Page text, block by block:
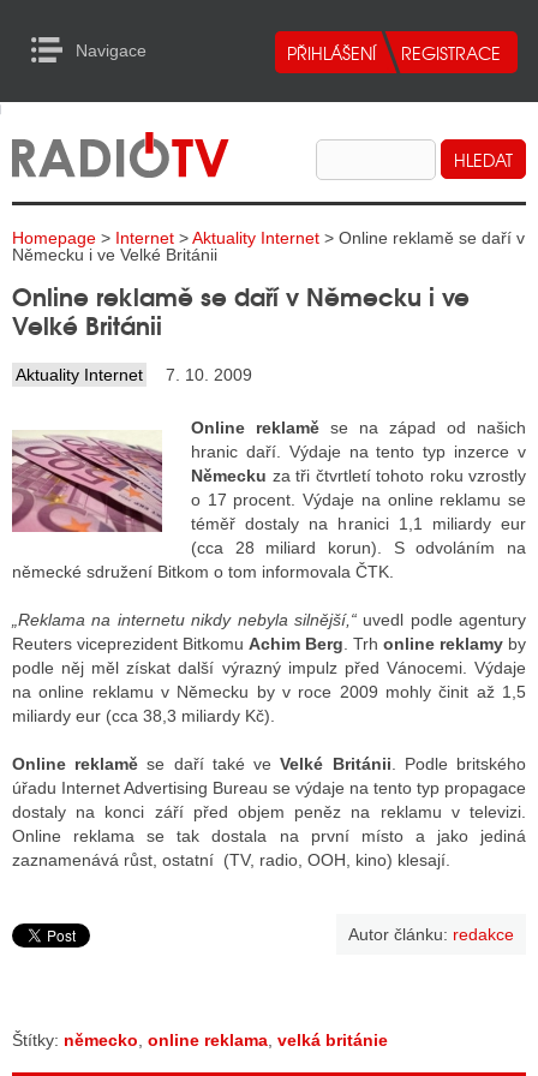
Navigace
RADIA
TELEVIZE
INTERNET
TISK
RADIA
RÁDIÍ
RÁDIÍ
VYSÍLAČE
TELEVIZE
TELEVIZÍ
VYSÍLAČE
INTERNET
RÁDIA
STRÁNKY TV
TISK
to Content
Homepage > Internet >Aktuality Internet > Online reklamě se daří v
Německu i ve Velké Británii
Online reklamě se daří v Německu i ve
Velké Británii
Aktuality Internet 7. 10. 2009
Online reklamě se na západ od našich
hranic daří. Výdaje na tento typ inzerce v
Německu za tři čtvrtletí tohoto roku vzrostly
o 17 procent. Výdaje na online reklamu se
téměř dostaly na hranici 1,1 miliardy eur
(cca 28 miliard korun). S odvoláním na
německé sdružení Bitkom o tom informovala ČTK.
„Reklama na internetu nikdy nebyla silnější,“uvedl podle agentury
Reuters viceprezident Bitkomu Achim Berg . Trh online reklamy by
podle něj měl získat další výrazný impulz před Vánocemi. Výdaje
na online reklamu v Německu by v roce 2009 mohly činit až 1,5
miliardy eur (cca 38,3 miliardy Kč).
Online reklamě se daří také veVelké Británii . Podle britského
úřadu Internet Advertising Bureau se výdaje na tento typ propagace
dostaly na konci září před objem peněz na reklamu v televizi.
Online reklama se tak dostala na první místo a jako jediná
zaznamenává růst, ostatní (TV, radio, OOH, kino) klesají.
Autor článku: redakce
Štítky: německo online reklama velká británie